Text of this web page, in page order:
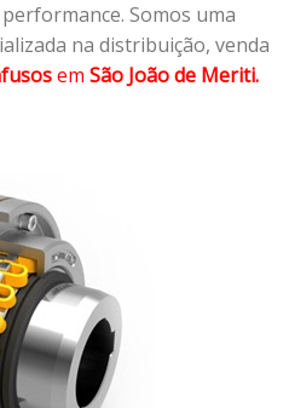
Somos uma
na distribuição, venda
em São João de Meriti.